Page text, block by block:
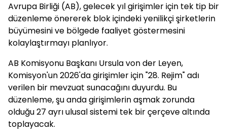
Avrupa Birliği (AB), gelecek yıl girişimler için tek tip bir
düzenleme önererek blok içindeki yenilikçi şirketlerin
büyümesini ve bölgede faaliyet göstermesini
kolaylaştırmayı planlıyor.
AB Komisyonu Başkanı Ursula von der Leyen,
Komisyon'un 2026'da girişimler için "28. Rejim" adı
verilen bir mevzuat sunacağını duyurdu. Bu
düzenleme, şu anda girişimlerin aşmak zorunda
olduğu 27 ayrı ulusal sistemi tek bir çerçeve altında
toplayacak.